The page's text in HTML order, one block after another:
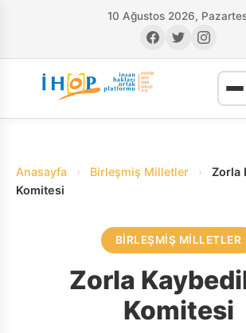
10 Ağustos 2026,
Anasayfa › Birleşmiş Milletler ›
Zorla
Komitesi
BIRLEŞMIŞ MILLETLER
Zorla
Komitesi